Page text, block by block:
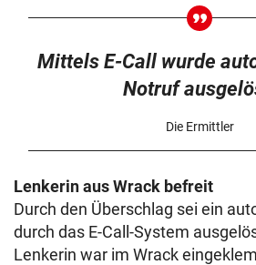
Mittels E-Call wurde
Notruf
Die Ermittler
Lenkerin aus Wrack befreit
Durch den Überschlag sei ein
durch das E-Call-System
Lenkerin war im Wrack